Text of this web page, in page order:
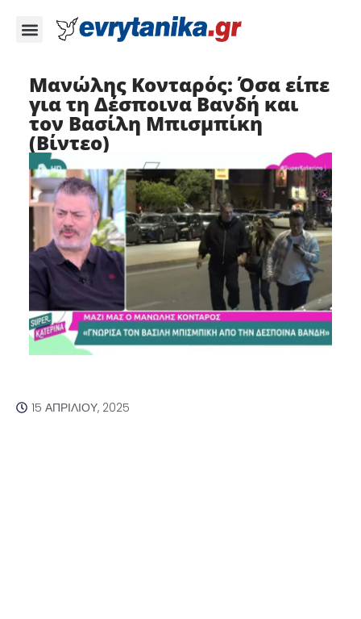
Μανώλης Κονταρός: Όσα είπε
για τη Δέσποινα Βανδή και
τον Βασίλη Μπισμπίκη
(Βίντεο)
15 ΑΠΡΙΛΊΟΥ, 2025